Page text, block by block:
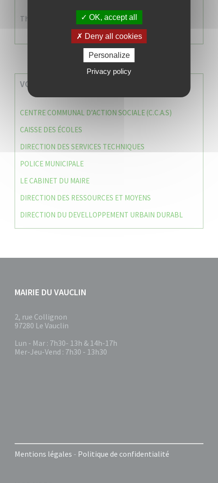
There are no events
VOS SERVICES MUNICIPAUX
CENTRE COMMUNAL D’ACTION SOCIALE (C.C.A.S)
CAISSE DES ÉCOLES
DIRECTION DES SERVICES TECHNIQUES
POLICE MUNICIPALE
LE CABINET DU MAIRE
DIRECTION DES RESSOURCES ET MOYENS
DIRECTION DU DEVELLOPPEMENT URBAIN DURABL
MAIRIE DU VAUCLIN
2, rue Collignon
97280 Le Vauclin
Lun - Mar : 7h30- 13h & 14h-17h
Mer-Jeu-Vend : 7h30 - 13h30
Mentions légales - Politique de confidentialité
OK, accept all
Deny all cookies
Personalize
Privacy policy